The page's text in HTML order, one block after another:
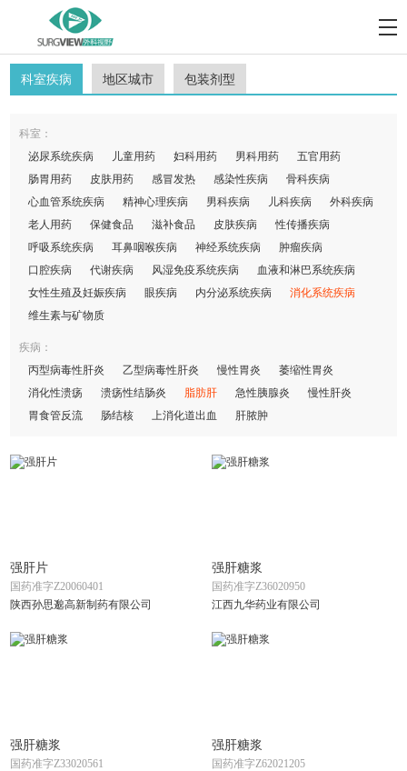
科室疾病 地区城市 包装剂型
科室：
泌尿系统疾病
儿童用药 妇科用药 男科用药
五官用药
肠胃用药
皮肤用药 感冒发热 感染性疾病
骨科疾病
心血管系统疾病
精神心理疾病 男科疾病 儿科疾病
外科疾病
老人用药
保健食品 滋补食品 皮肤疾病
性传播疾病
呼吸系统疾病
耳鼻咽喉疾病 神经系统疾病
肿瘤疾病
口腔疾病
代谢疾病 风湿免疫系统疾病
血液和淋巴系统疾病
女性生殖及妊娠疾病
眼疾病 内分泌系统疾病
消化系统疾病
维生素与矿物质
疾病：
丙型病毒性肝炎
乙型病毒性肝炎 慢性胃炎
萎缩性胃炎
消化性溃疡
溃疡性结肠炎 脂肪肝 急性胰腺炎
慢性肝炎
胃食管反流
肠结核 上消化道出血 肝脓肿
强肝片
国药准字Z20060401
陕西孙思邈高新制药有限公司
强肝糖浆
国药准字Z36020950
江西九华药业有限公司
强肝糖浆
国药准字Z33020561
强肝糖浆
国药准字Z62021205